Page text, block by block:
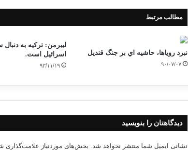
مطالب مرتبط
نبرد روياها، حاشیه اي بر جنگ قندیل
۹۰/۰۷/۰۷
لیبرمن: ترکیه به
اسرائیل است.
۹۳/۱۱/۱۹
دیدگاهتان را بنویسید
نشانی ایمیل شما منتشر نخواهد شد. بخش‌های موردنیاز علامت‌گذاری